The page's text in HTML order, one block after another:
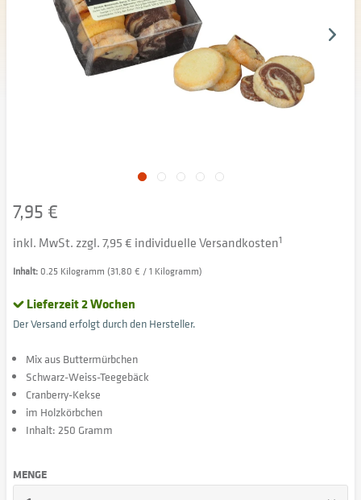
7,95 €
inkl. MwSt. zzgl. 7,95 € individuelle Versandkosten1
Inhalt: 0.25 Kilogramm (31,80 € / 1 Kilogramm)
Lieferzeit 2 Wochen
Der Versand erfolgt durch den Hersteller.
Mix aus Buttermürbchen
Schwarz-Weiss-Teegebäck
Cranberry-Kekse
im Holzkörbchen
Inhalt: 250 Gramm
MENGE